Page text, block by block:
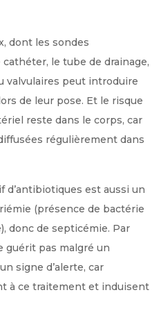
dont les sondes
le tube de drainage,
valvulaires peut introduire
de leur pose. Et le risque
reste dans le corps, car
régulièrement dans
d’antibiotiques est aussi un
(présence de bactérie
donc de septicémie. Par
guérit pas malgré un
signe d’alerte, car
à ce traitement et induisent